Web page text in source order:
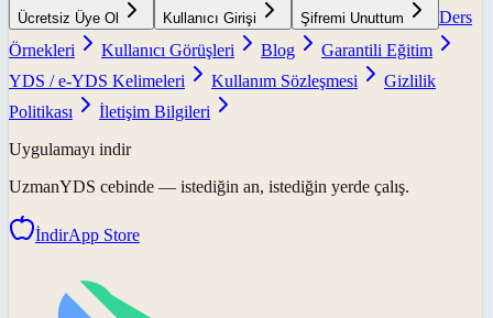
Ücretsiz Üye Ol Kullanıcı Girişi Şifremi Unuttum
Ders
Örnekleri
Kullanıcı Görüşleri Blog
Garantili Eğitim
YDS / e-YDS Kelimeleri
Kullanım Sözleşmesi
Gizlilik
Politikası
İletişim Bilgileri
Uygulamayı indir
UzmanYDS cebinde — istediğin an, istediğin yerde çalış.
İndirApp Store